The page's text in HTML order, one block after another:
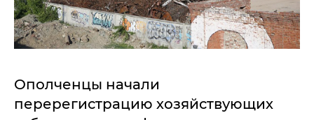
Ополченцы начали
перерегистрацию хозяйствующих